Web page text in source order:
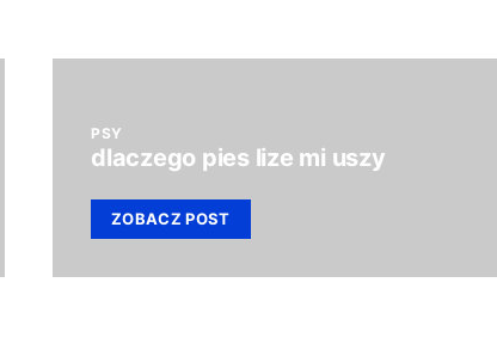
PSY
dlaczego pies lize mi uszy
ZOBACZ POST